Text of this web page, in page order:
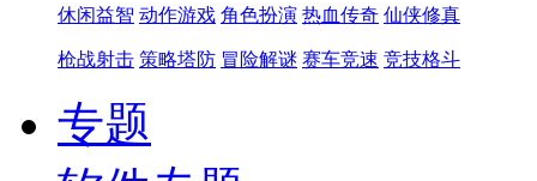
休闲益智 动作游戏 角色扮演 热血传奇 仙侠修真
枪战射击 策略塔防 冒险解谜 赛车竞速 竞技格斗
专题